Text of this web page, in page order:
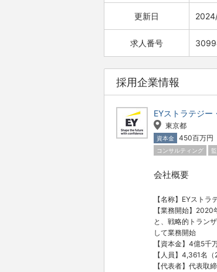
更新日
求人番号
採用企業情報
EYストラテジー
東京都
資本金 450百万円
コンサルティング
会社概要
【名称】EYスト
【業務開始】
と、戦略的トラン
して業務開始
【資本金】4億5千
【人員】4,361名
【代表者】代表